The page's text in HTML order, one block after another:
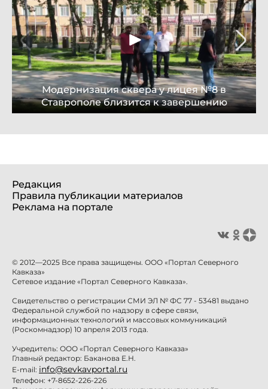
Модернизация сквера у лицея №8 в
Ставрополе близится к завершению
Редакция
Правила публикации материалов
Реклама на портале
© 2012—2025 Все права защищены. ООО «Портал Северного
Кавказа»
Сетевое издание «Портал Северного Кавказа».
Свидетельство о регистрации СМИ ЭЛ № ФС 77 - 53481 выдано
Федеральной службой по надзору в сфере связи,
информационных технологий и массовых коммуникаций
(Роскомнадзор) 10 апреля 2013 года.
Учредитель: ООО «Портал Северного Кавказа»
Главный редактор: Баканова Е.Н.
E-mail: info@sevkavportal.ru
Телефон: +7-8652-226-226